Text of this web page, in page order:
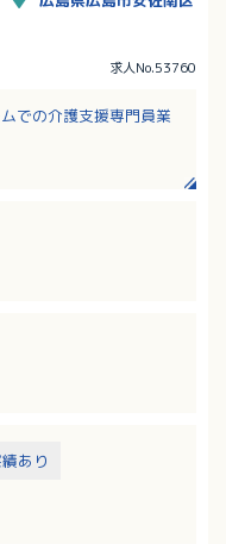
求人No.53760
での介護支援専門員業
あり